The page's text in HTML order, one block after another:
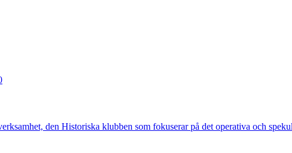
den Historiska klubben som fokuserar på det operativa och